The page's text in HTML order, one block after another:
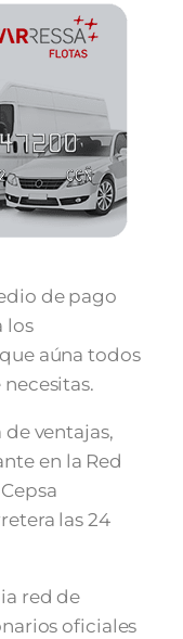
de pago
los
aúna todos
de ventajas,
en la Red
las 24
red de
oficiales